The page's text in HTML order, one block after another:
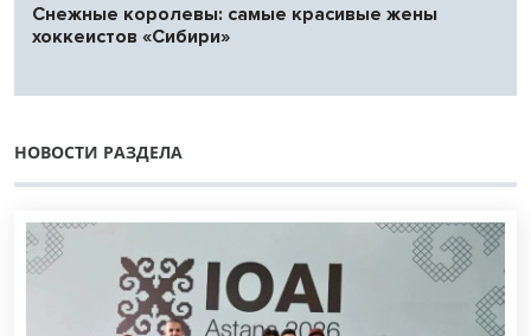
Снежные королевы: самые красивые жены
хоккеистов «Сибири»
НОВОСТИ РАЗДЕЛА